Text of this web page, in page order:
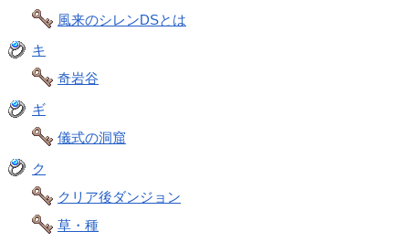
風来のシレンDSとは
キ
奇岩谷
ギ
儀式の洞窟
ク
クリア後ダンジョン
草・種